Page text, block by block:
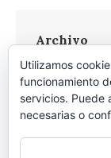
Archivo
Archivo
Utilizamos
funcionamiento
servicios. Puede
necesarias o